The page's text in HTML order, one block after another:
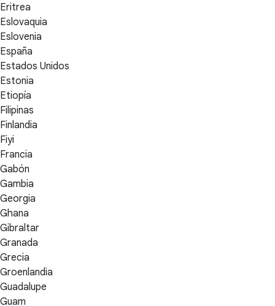
Eritrea
Eslovaquia
Eslovenia
España
Estados Unidos
Estonia
Etiopía
Filipinas
Finlandia
Fiyi
Francia
Gabón
Gambia
Georgia
Ghana
Gibraltar
Granada
Grecia
Groenlandia
Guadalupe
Guam